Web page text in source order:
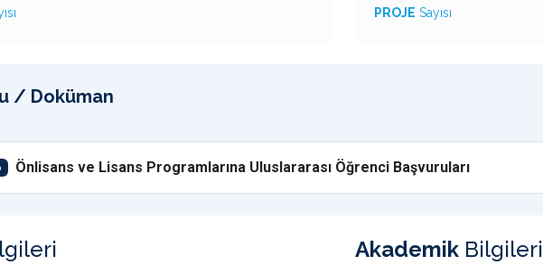
PROJE Sayısı
/ Doküman
Önlisans ve Lisans Programlarına Uluslararası Öğrenci Başvuruları
Akademik Bilgileri